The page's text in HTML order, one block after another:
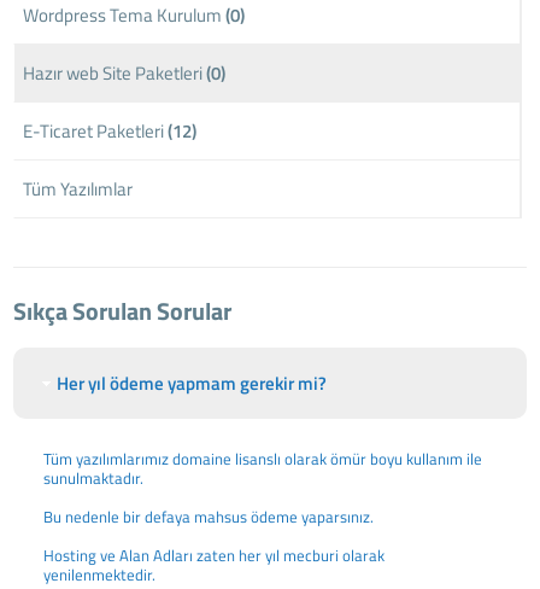
Wordpress Tema Kurulum(0)
Hazır web Site Paketleri(0)
E-Ticaret Paketleri(12)
Tüm Yazılımlar
Sıkça Sorulan Sorular
Her yıl ödeme yapmam gerekir mi?
Tüm yazılımlarımız domaine lisanslı olarak ömür boyu kullanım ile
sunulmaktadır.
Bu nedenle bir defaya mahsus ödeme yaparsınız.
Hosting ve Alan Adları zaten her yıl mecburi olarak
yenilenmektedir.